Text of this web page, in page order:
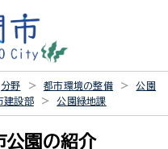
分野 都市環境の整備
公園
建設部 公園緑地課
公園の紹介